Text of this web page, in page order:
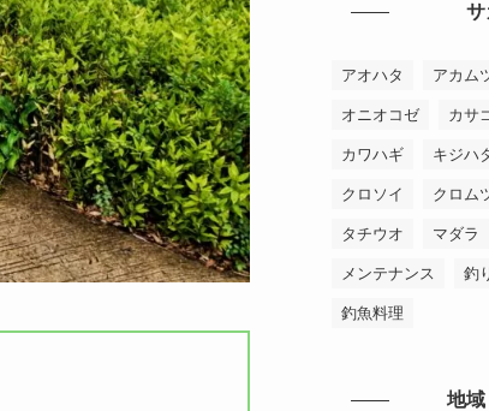
サ
アオハタ アカム
オニオコゼ カサ
カワハギ キジハ
クロソイ クロム
タチウオ マダラ
メンテナンス 釣
釣魚料理
地域